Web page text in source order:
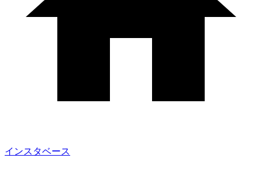
インスタベース